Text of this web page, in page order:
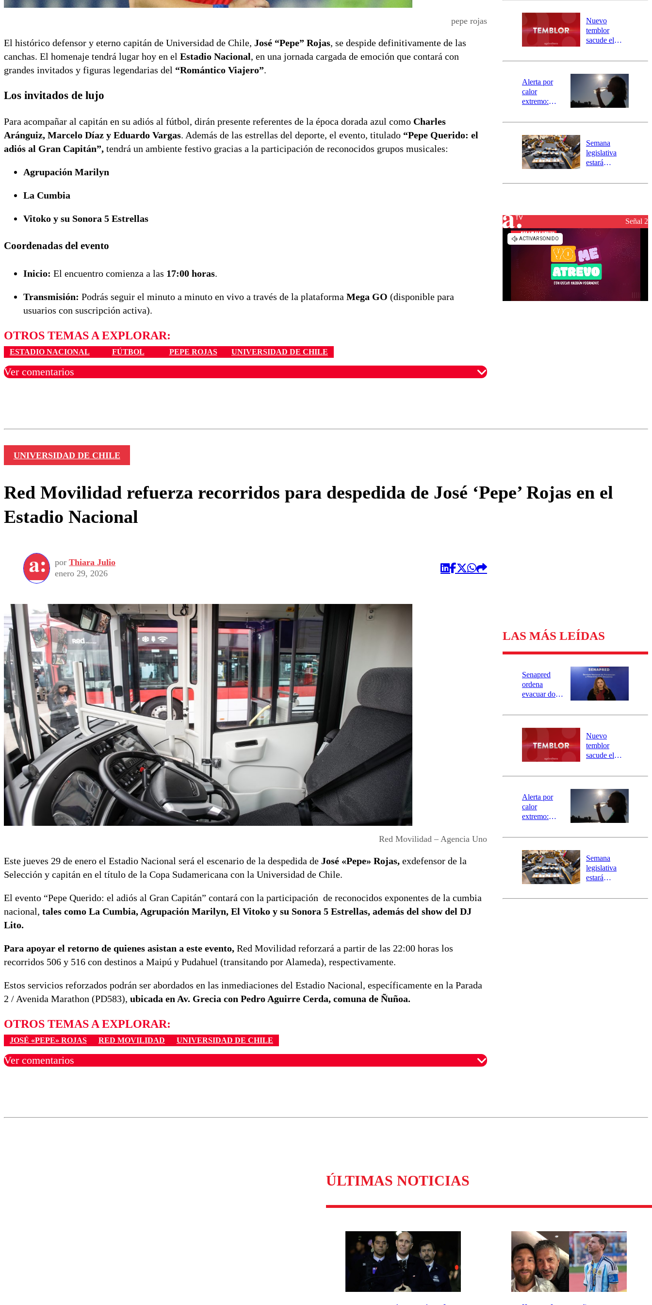
pepe rojas
El histórico defensor y eterno capitán de Universidad de Chile, José “Pepe” Rojas, se despide definitivamente de las
canchas. El homenaje tendrá lugar hoy en el Estadio Nacional, en una jornada cargada de emoción que contará con
grandes invitados y figuras legendarias del “Romántico Viajero”.
Los invitados de lujo
Para acompañar al capitán en su adiós al fútbol, dirán presente referentes de la época dorada azul como Charles
Aránguiz, Marcelo Díaz y Eduardo Vargas. Además de las estrellas del deporte, el evento, titulado “Pepe Querido: el
adiós al Gran Capitán”, tendrá un ambiente festivo gracias a la participación de reconocidos grupos musicales:
Agrupación Marilyn
La Cumbia
Vitoko y su Sonora 5 Estrellas
Coordenadas del evento
Inicio: El encuentro comienza a las 17:00 horas.
Transmisión: Podrás seguir el minuto a minuto en vivo a través de la plataforma Mega GO (disponible para
usuarios con suscripción activa).
OTROS TEMAS A EXPLORAR:
ESTADIO NACIONAL FÚTBOL PEPE ROJAS UNIVERSIDAD DE CHILE
Ver comentarios
río Damas:
activa
mensajería
SAE
Nuevo
temblor
sacude el
revisa la
epicentro
Alerta por
calor
extremo:
activa Alerta
Preventiva en
tres comunas
Semana
legislativa
estará
el fin de la
reconstrucciónSeñal 2
UNIVERSIDAD DE CHILE
Red Movilidad refuerza recorridos para despedida de José ‘Pepe’ Rojas en el
Estadio Nacional
por Thiara Julio
enero 29, 2026
Red Movilidad – Agencia Uno
Este jueves 29 de enero el Estadio Nacional será el escenario de la despedida de José «Pepe» Rojas, exdefensor de la
Selección y capitán en el título de la Copa Sudamericana con la Universidad de Chile.
El evento “Pepe Querido: el adiós al Gran Capitán” contará con la participación de reconocidos exponentes de la cumbia
nacional, tales como La Cumbia, Agrupación Marilyn, El Vitoko y su Sonora 5 Estrellas, además del show del DJ
Lito.
Para apoyar el retorno de quienes asistan a este evento, Red Movilidad reforzará a partir de las 22:00 horas los
recorridos 506 y 516 con destinos a Maipú y Pudahuel (transitando por Alameda), respectivamente.
Estos servicios reforzados podrán ser abordados en las inmediaciones del Estadio Nacional, específicamente en la Parada
2 / Avenida Marathon (PD583), ubicada en Av. Grecia con Pedro Aguirre Cerda, comuna de Ñuñoa.
OTROS TEMAS A EXPLORAR:
JOSÉ «PEPE» ROJAS RED MOVILIDAD UNIVERSIDAD DE CHILE
Ver comentarios
LAS MÁS LEÍDAS
Senapred
ordena
evacuar dos
Carahue por
río Damas:
activa
mensajería
SAE
Nuevo
temblor
sacude el
revisa la
epicentro
Alerta por
calor
extremo:
activa Alerta
Preventiva en
tres comunas
Semana
legislativa
estará
el fin de la
ÚLTIMAS NOTICIAS